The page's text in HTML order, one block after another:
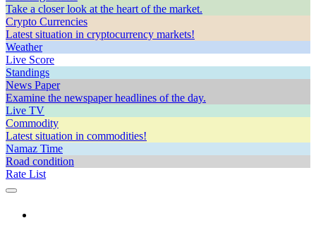
Take a closer look at the heart of the market.
Crypto Currencies
Latest situation in cryptocurrency markets!
Weather
Live Score
Standings
News Paper
Examine the newspaper headlines of the day.
Live TV
Commodity
Latest situation in commodities!
Namaz Time
Road condition
Rate List